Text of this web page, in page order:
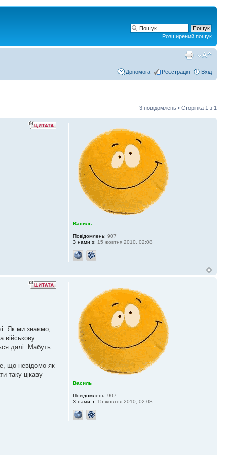
Розширений пошук
Допомога Реєстрація Вхід
3 повідомлень • Сторінка 1 з 1
Василь
Повідомлень: 907
З нами з: 15 жовтня 2010, 02:08
Як ми знаємо,
військову
далі. Мабуть
що невідомо як
таку цікаву
Василь
Повідомлень: 907
З нами з: 15 жовтня 2010, 02:08